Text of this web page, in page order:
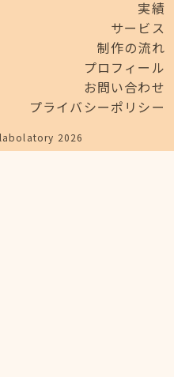
実績
サービス
制作の流れ
プロフィール
お問い合わせ
プライバシーポリシー
2026